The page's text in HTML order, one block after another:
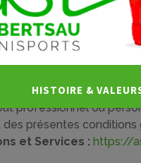
HISTOIRE &
professionnel ou
présentes conditions
et Services : https://